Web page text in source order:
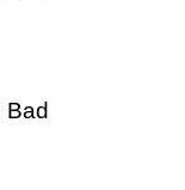
Bad